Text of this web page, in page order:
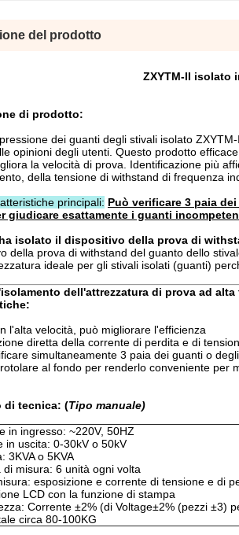
del prodotto
ZXYTM-II isolato
di prodotto:
dei guanti degli stivali isolato
opinioni degli utenti. Questo prodotto
la velocità di prova. Identificazione più
della tensione di withstand di frequenza
principali: Può verificare 3 paia
giudicare esattamente i guanti
ha isolato il dispositivo della prova di
della prova di withstand del guanto dello
ideale per gli stivali isolati (guanti)
dell'attrezzatura di prova ad
l'alta velocità, può migliorare l'efficienza
diretta della corrente di perdita e di
simultaneamente 3 paia dei guanti o
al fondo per renderlo conveniente per
di tecnica: (Tipo manuale)
in ingresso: ~220V, 50HZ
in uscita: 0-30kV o 50kV
3KVA o 5KVA
di misura: 6 unità ogni volta
esposizione e corrente di tensione e di
LCD con la funzione di stampa
Corrente ±2% (di Voltage±2% (pezzi ±3)
circa 80-100KG